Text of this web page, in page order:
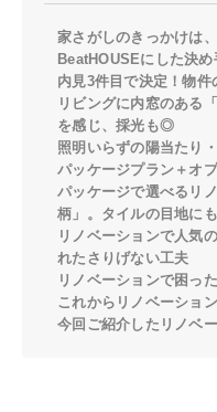
家さがしのきっかけは
BeatHOUSEにした決め
内見3件目で決定！物件
リビングに内窓のある
を感じ、採光も◎
照明いらずの陽当たり
パッケージプラン＋オ
パッケージで選べるリ
柄」。タイルの目地に
リノベーションで人気
れたさりげない工夫
リノベーションで困っ
これからリノベーショ
今回ご紹介したリノベ